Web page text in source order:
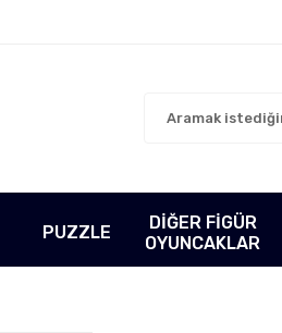
PUZZLE
DİĞER FİGÜR
OYUNCAKLAR